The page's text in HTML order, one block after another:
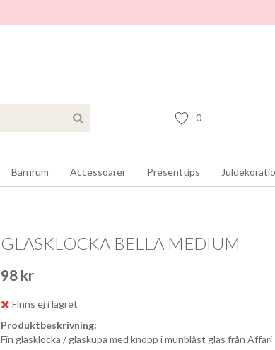
0
Barnrum Accessoarer Presenttips
GLASKLOCKA BELLA MEDIUM
98 kr
Finns ej i lagret
Produktbeskrivning:
Fin glasklocka / glaskupa med knopp i munblåst glas från Affari